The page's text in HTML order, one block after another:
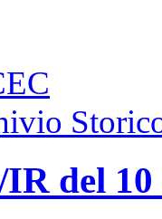
del 10